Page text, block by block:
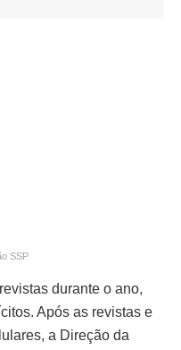
SSP
durante o ano,
Após as revistas e
a Direção da